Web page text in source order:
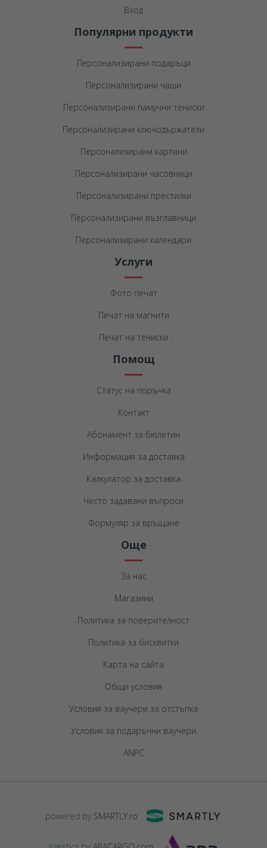
Вход
Популярни продукти
Персонализирани подаръци
Персонализирани чаши
Персонализирани памучни тениски
Персонализирани ключодържатели
Персонализирани картини
Персонализирани часовници
Персонализирани престилки
Персонализирани възглавници
Персонализирани календари
Услуги
Фото печат
Печат на магнити
Печат на тениски
Помощ
Статус на поръчка
Контакт
Абонамент за бюлетин
Информация за доставка
Калкулатор за доставка
Често задавани въпроси
Формуляр за връщане
Още
За нас
Магазини
Политика за поверителност
Политика за бисквитки
Карта на сайта
Общи условия
Условия за ваучери за отстъпка
Условия за подаръчни ваучери
ANPC
powered by SMARTLY.ro